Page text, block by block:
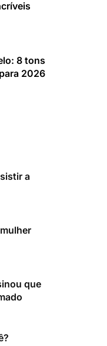
8 tons
2026
a
que